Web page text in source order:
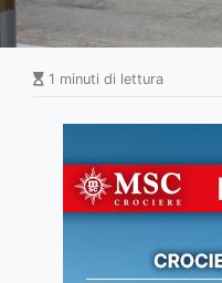
1 minuti di lettura